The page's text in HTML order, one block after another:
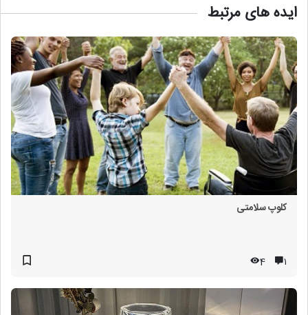
ایده های مرتبط
کلوپ سلامتی
۱ 4